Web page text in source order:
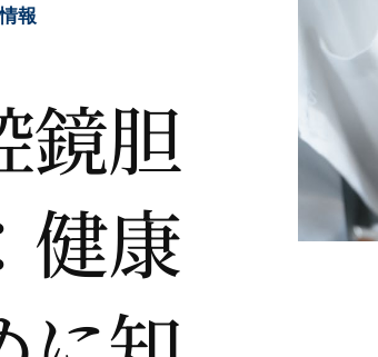
報
鏡胆
健康